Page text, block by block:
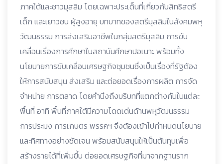
ภาคใต้และชาวมุสลิม โดยเฉพาะประเด็นที่เกี่ยวกับสิทธิสตรี
เด็ก และเยาวชน ผู้สูงอายุ บทบาทของสตรีมุสลิมในสังคมพหุ
วัฒนธรรม การส่งเสริมอาชีพในกลุ่มสตรีมุสลิม การขับ
เคลื่อนเรื่องการศึกษาในสถาบันศึกษาปอเนาะ พร้อมทั้ง
นโยบายการขับเคลื่อนเศรษฐกิจชุมชนซึ่งเป็นเรื่องที่รัฐต้อง
ให้การสนับสนุน ส่งเสริม และต่อยอดเรื่องการผลิต การจัด
จำหน่าย การตลาด โดยคำนึงถึงบริบทที่แตกต่างกันในแต่ละ
พื้นที่ อาทิ พื้นที่ภาคใต้มีความโดดเด่นด้านพหุวัฒนธรรม
การประมง การเกษตร พรรคฯ จึงต้องเข้าไปกำหนดนโยบาย
และทิศทางอย่างชัดเจน พร้อมสนับสนุนให้เป็นต้นทุนเพื่อ
สร้างรายได้ที่เพิ่มขึ้น ต่อยอดเศรษฐกิจที่มาจากฐานราก